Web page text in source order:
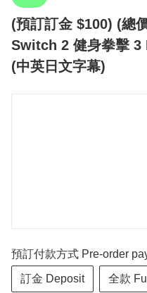
(預訂訂金 $100) (總
Switch 2 健身拳擊
(中英日文字幕)
預訂付款方式 Pre-order
訂金 Deposit 全款